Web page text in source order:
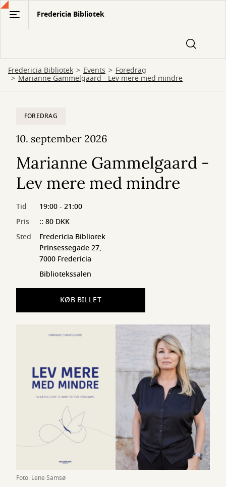
Gå
hovedindhold
Fredericia Bibliotek
Fredericia Bibliotek Events Foredrag
Marianne Gammelgaard - Lev mere med mindre
Foto: Lene Samsø
FOREDRAG
10. september 2026
Marianne Gammelgaard -
Lev mere med mindre
Tid
19:00 - 21:00
Pris
:: 80 DKK
Sted
Fredericia Bibliotek
Prinsessegade 27,
7000 Fredericia
Bibliotekssalen
KØB BILLET